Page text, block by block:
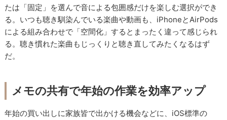
たは「固定」を選んで音による包囲感だけを楽しむ選択ができ
る。いつも聴き馴染んでいる楽曲や動画も、iPhoneとAirPods
による組み合わせで「空間化」するとまったく違って感じられ
る。聴き慣れた楽曲もじっくりと聴き直してみたくなるはず
だ。
メモの共有で年始の作業を効率アップ
年始の買い出しに家族皆で出かける機会などに、iOS標準の